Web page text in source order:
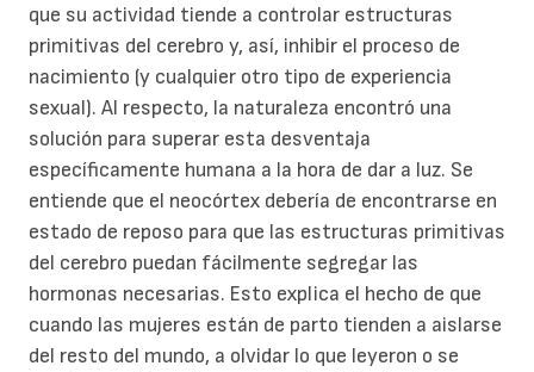
que su actividad tiende a controlar estructuras
primitivas del cerebro y, así, inhibir el proceso de
nacimiento (y cualquier otro tipo de experiencia
sexual). Al respecto, la naturaleza encontró una
solución para superar esta desventaja
específicamente humana a la hora de dar a luz. Se
entiende que el neocórtex debería de encontrarse en
estado de reposo para que las estructuras primitivas
del cerebro puedan fácilmente segregar las
hormonas necesarias. Esto explica el hecho de que
cuando las mujeres están de parto tienden a aislarse
del resto del mundo, a olvidar lo que leyeron o se